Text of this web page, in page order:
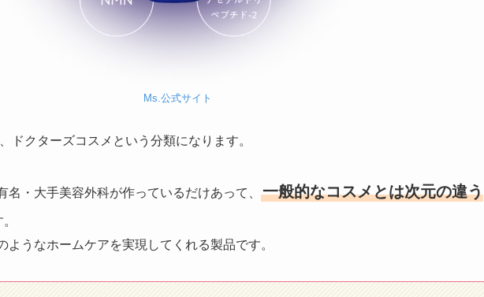
Ms.公式サイト
ドクターズコスメという分類になります。
名・大手美容外科が作っているだけあって、
一般的なコスメとは次元の違う
ようなホームケアを実現してくれる製品です。